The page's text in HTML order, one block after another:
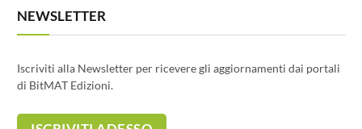
NEWSLETTER
Iscriviti alla Newsletter per ricevere gli aggiornamenti dai portali
di BitMAT Edizioni.